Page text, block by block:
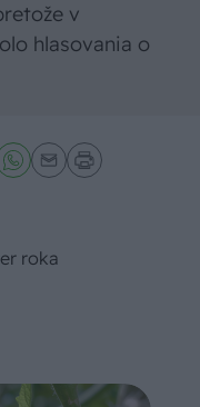
v
hlasovania o
roka